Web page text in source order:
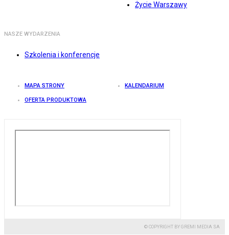
Życie Warszawy
NASZE WYDARZENIA
Szkolenia i konferencje
MAPA STRONY KALENDARIUM
OFERTA PRODUKTOWA
© COPYRIGHT BY GREMI MEDIA SA